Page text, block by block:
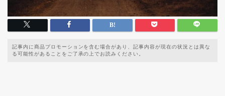
記事内に商品プロモーションを含む場合があり、記事内容が現在の状況とは異な
る可能性があることをご了承の上でお読みください。